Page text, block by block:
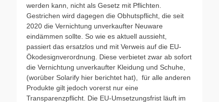
werden kann, nicht als Gesetz mit Pflichten.
Gestrichen wird dagegen die Obhutspflicht, die seit
2020 die Vernichtung unverkaufter Neuware
eindämmen sollte. So wie es aktuell aussieht,
passiert das ersatzlos und mit Verweis auf die EU-
Ökodesignverordnung. Diese verbietet zwar ab sofort
die Vernichtung unverkaufter Kleidung und Schuhe,
(worüber Solarify hier berichtet hat), für alle anderen
Produkte gilt jedoch vorerst nur eine
Transparenzpflicht. Die EU-Umsetzungsfrist läuft im